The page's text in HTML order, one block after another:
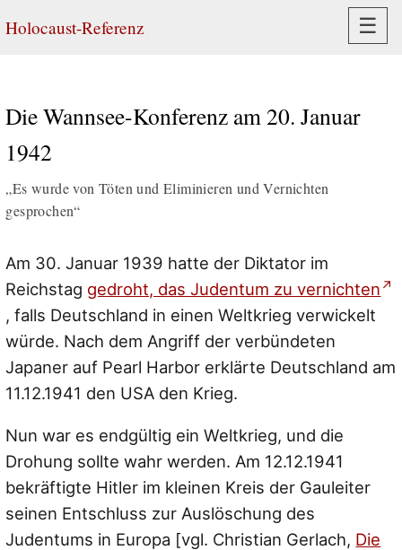
Holocaust-Referenz ☰
Die Wannsee-Konferenz am 20. Januar
1942
„Es wurde von Töten und Eliminieren und Vernichten
gesprochen“
Am 30. Januar 1939 hatte der Diktator im
Reichstag gedroht, das Judentum zu vernichten
, falls Deutschland in einen Weltkrieg verwickelt
würde. Nach dem Angriff der verbündeten
Japaner auf Pearl Harbor erklärte Deutschland am
11.12.1941 den USA den Krieg.
Nun war es endgültig ein Weltkrieg, und die
Drohung sollte wahr werden. Am 12.12.1941
bekräftigte Hitler im kleinen Kreis der Gauleiter
seinen Entschluss zur Auslöschung des
Judentums in Europa [vgl. Christian Gerlach, Die